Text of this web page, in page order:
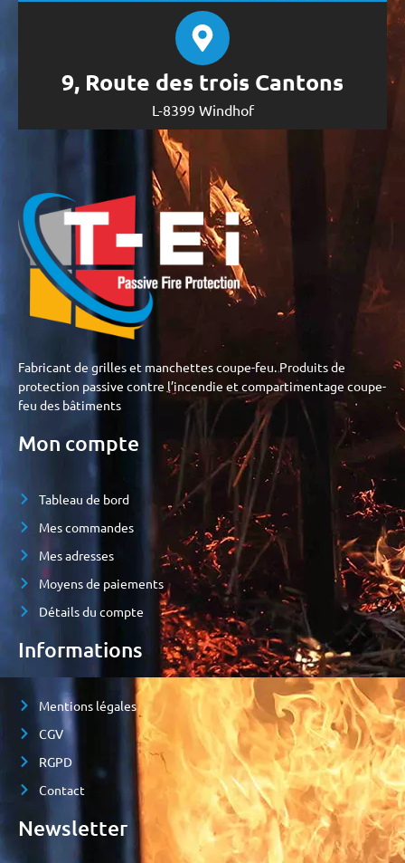
9, Route des trois Cantons
L-8399 Windhof
Fabricant de grilles et manchettes coupe-feu. Produits de
protection passive contre l’incendie et compartimentage coupe-
feu des bâtiments
Mon compte
Tableau de bord
Mes commandes
Mes adresses
Moyens de paiements
Détails du compte
Informations
Mentions légales
CGV
RGPD
Contact
Newsletter